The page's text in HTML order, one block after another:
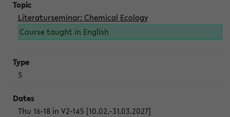
Literaturseminar: Chemical Ecology
Course taught in English
S
Thu 16-18 in V2-145 [10.02.-31.03.2027]